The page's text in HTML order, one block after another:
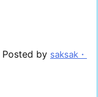
Posted by saksak・